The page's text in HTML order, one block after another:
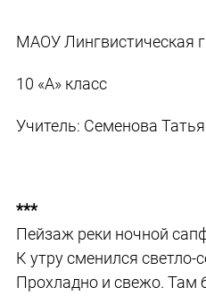
МАОУ Лингвистическая
10 «А» класс
Учитель: Семенова
***
Пейзаж реки ночной
К утру сменился светло-
Прохладно и свежо. Там